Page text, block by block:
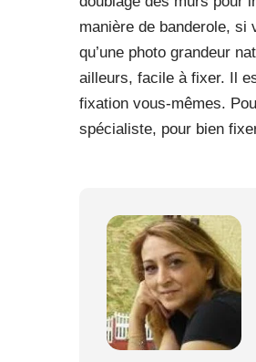
manière de banderole,
qu’une photo grandeur
ailleurs, facile à fixer. Il
fixation vous-mêmes.
spécialiste, pour bien